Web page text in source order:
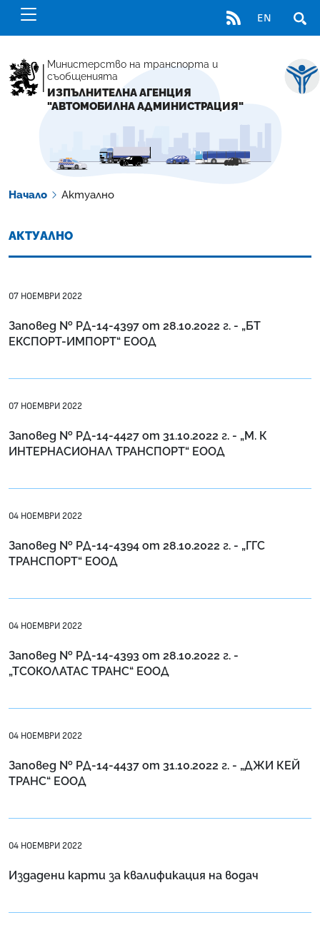
RSS EN
Министерство на транспорта и
съобщенията
ИЗПЪЛНИТЕЛНА АГЕНЦИЯ
"АВТОМОБИЛНА АДМИНИСТРАЦИЯ"
Начало Актуално
АКТУАЛНО
07 НОЕМВРИ 2022
Заповед № РД-14-4397 от 28.10.2022 г. - „БТ
ЕКСПОРТ-ИМПОРТ“ ЕООД
07 НОЕМВРИ 2022
Заповед № РД-14-4427 от 31.10.2022 г. - „М. К
ИНТЕРНАСИОНАЛ ТРАНСПОРТ“ ЕООД
04 НОЕМВРИ 2022
Заповед № РД-14-4394 от 28.10.2022 г. - „ГГС
ТРАНСПОРТ“ ЕООД
04 НОЕМВРИ 2022
Заповед № РД-14-4393 от 28.10.2022 г. -
„ТСОКОЛАТАС ТРАНС“ ЕООД
04 НОЕМВРИ 2022
Заповед № РД-14-4437 от 31.10.2022 г. - „ДЖИ КЕЙ
ТРАНС“ ЕООД
04 НОЕМВРИ 2022
Издадени карти за квалификация на водач